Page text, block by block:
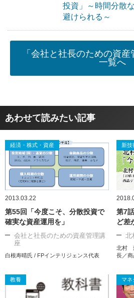
投資」～時間分散
避けられる～
「会社と社長のための資
一覧へ
あわせて読みたい記事
経済・株式・資産
2013.03.22
第55回「今度こそ、分散投資で
確実な資産運用を」
会社と社長のための資産管理講
座
白根寿晴氏 / FPインテリジェンス代表
新技
第7
ど差
北
北村
長／商
教養 マネ